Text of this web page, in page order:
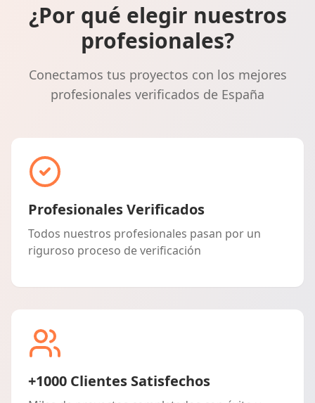
¿Por qué elegir nuestros
profesionales?
Conectamos tus proyectos con los mejores
profesionales verificados de España
Profesionales Verificados
Todos nuestros profesionales pasan por un
riguroso proceso de verificación
+1000 Clientes Satisfechos